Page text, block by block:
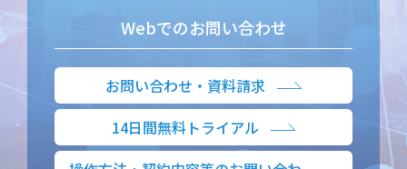
Webでのお問い合わせ
お問い合わせ・資料請求
14日間無料トライアル